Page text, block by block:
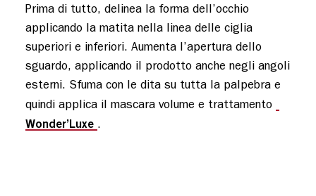
Prima di tutto, delinea la forma dell’occhio
applicando la matita nella linea delle ciglia
superiori e inferiori. Aumenta l’apertura dello
sguardo, applicando il prodotto anche negli angoli
esterni. Sfuma con le dita su tutta la palpebra e
Wonder’Luxe .